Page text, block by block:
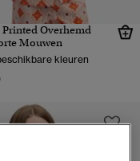
Printed Overhemd
Mouwen
kleuren